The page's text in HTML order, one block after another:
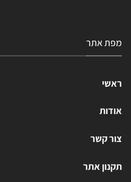
מפת אתר
ראשי
אודות
צור קשר
תקנון אתר